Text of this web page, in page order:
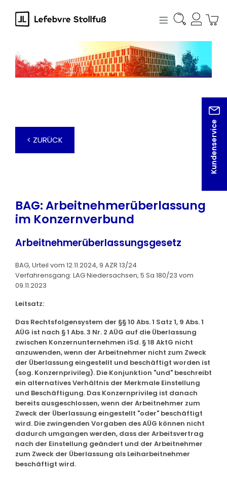
springen
Kundenservice
< ZURÜCK
BAG: Arbeitnehmerüberlassung
im Konzernverbund
Arbeitnehmerüberlassungsgesetz
BAG, Urteil vom 12.11.2024, 9 AZR 13/24
Verfahrensgang: LAG Niedersachsen, 5 Sa 180/23 vom
09.11.2023
Leitsatz:
Das Rechtsfolgensystem der §§ 10 Abs. 1 Satz 1, 9 Abs. 1
AÜG ist nach § 1 Abs. 3 Nr. 2 AÜG auf die Überlassung
zwischen Konzernunternehmen iSd. § 18 AktG nicht
anzuwenden, wenn der Arbeitnehmer nicht zum Zweck
der Überlassung eingestellt und beschäftigt worden ist
(sog. Konzernprivileg). Die Konjunktion "und" beschreibt
ein alternatives Verhältnis der Merkmale Einstellung
und Beschäftigung. Das Konzernprivileg ist danach
bereits ausgeschlossen, wenn der Arbeitnehmer zum
Zweck der Überlassung eingestellt "oder" beschäftigt
wird. Die zwingenden Vorgaben des AÜG können nicht
dadurch umgangen werden, dass der Arbeitsvertrag
nach der Einstellung geändert und der Arbeitnehmer
zum Zweck der Überlassung als Leiharbeitnehmer
beschäftigt wird.